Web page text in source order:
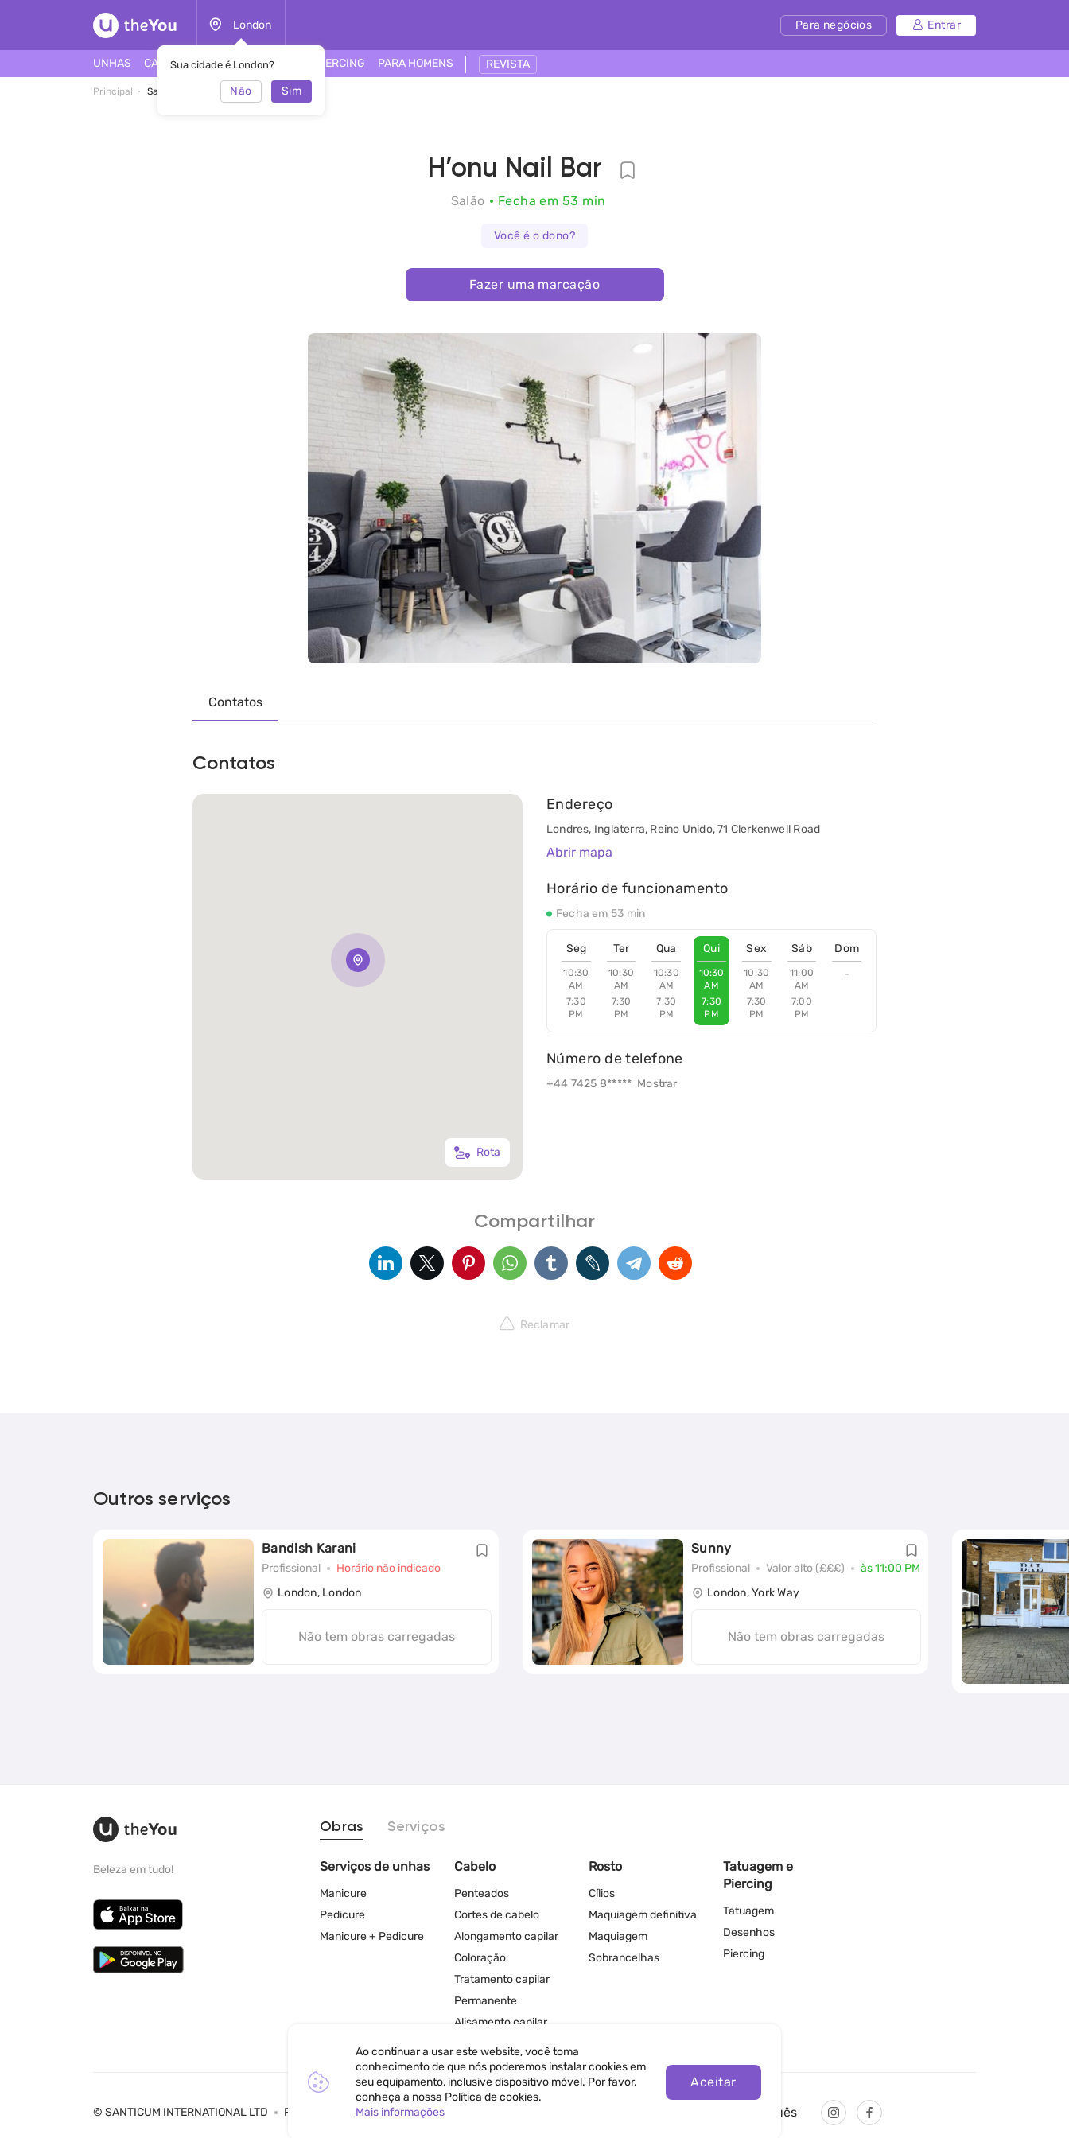
London
Sua cidade é London?
Não Sim
Para negócios Entrar
UNHAS CABELO ROSTO TATUAGEM PIERCING PARA HOMENS REVISTA
Principal Salão H’onu Nail Bar
H’onu Nail Bar
Salão Fecha em 53 min
Você é o dono?
Fazer uma marcação
Contatos
Contatos
Rota
Endereço
Londres, Inglaterra, Reino Unido, 71 Clerkenwell Road
Abrir mapa
Horário de funcionamento
Fecha em 53 min
Seg
10:30
AM
7:30
PM
Ter
10:30
AM
7:30
PM
Qua
10:30
AM
7:30
PM
Qui
10:30
AM
7:30
PM
Sex
10:30
AM
7:30
PM
Sáb
11:00
AM
7:00
PM
Dom
-
Número de telefone
+44 7425 8***** Mostrar
Compartilhar
Reclamar
Outros serviços
Bandish Karani
Profissional
Horário não indicado
London, London
Não tem obras carregadas
Sunny
Profissional Valor alto (£££)
às 11:00 PM
London, York Way
Não tem obras carregadas
Beleza em tudo!
Obras Serviços
Serviços de unhas
Manicure
Pedicure
Manicure + Pedicure
Cabelo
Penteados
Cortes de cabelo
Alongamento capilar
Coloração
Tratamento capilar
Permanente
Alisamento capilar
Rosto
Cílios
Maquiagem definitiva
Maquiagem
Sobrancelhas
Tatuagem e
Piercing
Tatuagem
Desenhos
Piercing
© SANTICUM INTERNATIONAL LTD Política de Privacidade Termos de Uso Português
Ao continuar a usar este website, você toma
conhecimento de que nós poderemos instalar cookies em
seu equipamento, inclusive dispositivo móvel. Por favor,
conheça a nossa Política de cookies.
Mais informações
Aceitar